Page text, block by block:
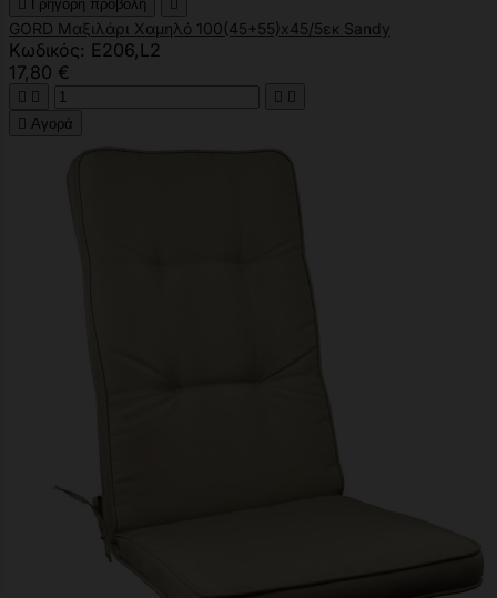
 Γρήγορη προβολή 
GORD Μαξιλάρι Χαμηλό 100(45+55)x45/5εκ Sandy
Κωδικός: Ε206,L2
17,80 €
   
 Αγορά